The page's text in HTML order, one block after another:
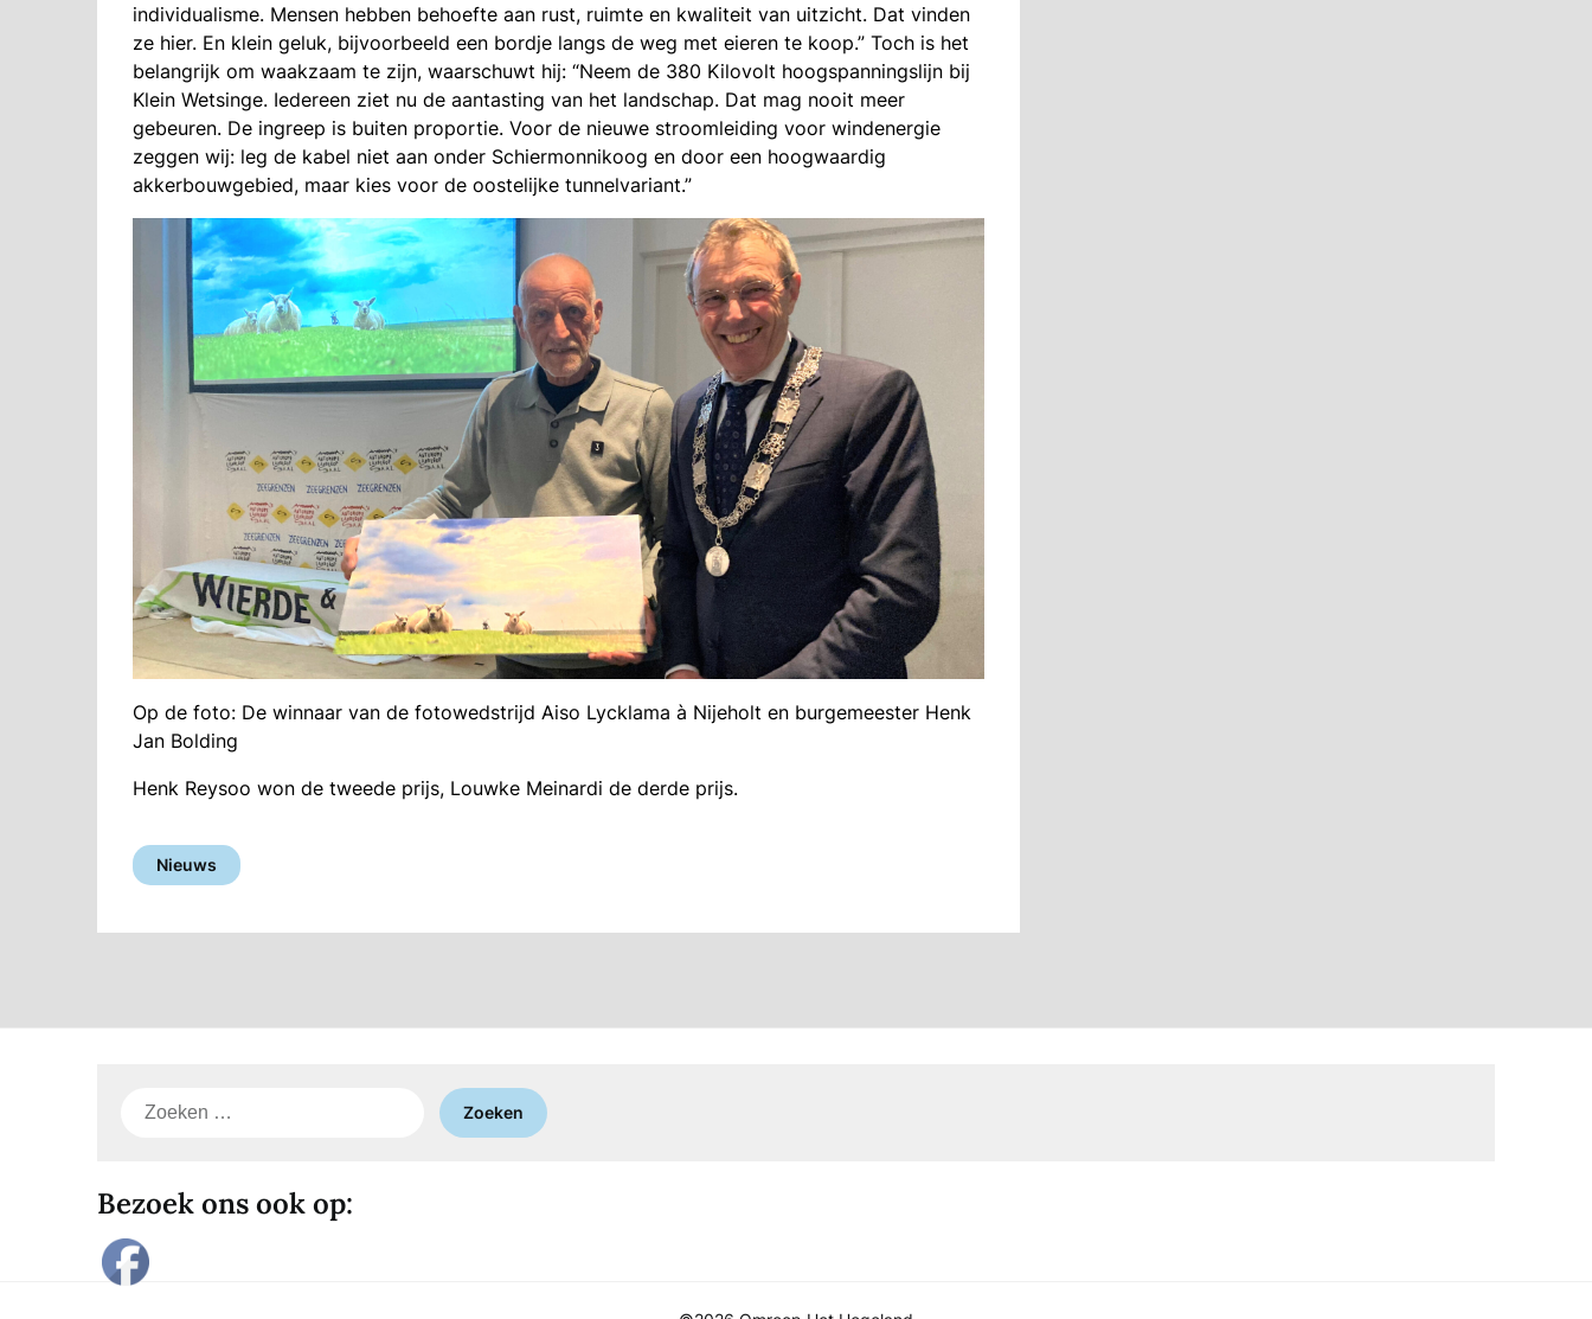
individualisme. Mensen hebben behoefte aan rust, ruimte en kwaliteit van uitzicht. Dat vinden
ze hier. En klein geluk, bijvoorbeeld een bordje langs de weg met eieren te koop.” Toch is het
belangrijk om waakzaam te zijn, waarschuwt hij: “Neem de 380 Kilovolt hoogspanningslijn bij
Klein Wetsinge. Iedereen ziet nu de aantasting van het landschap. Dat mag nooit meer
gebeuren. De ingreep is buiten proportie. Voor de nieuwe stroomleiding voor windenergie
zeggen wij: leg de kabel niet aan onder Schiermonnikoog en door een hoogwaardig
akkerbouwgebied, maar kies voor de oostelijke tunnelvariant.”
Op de foto: De winnaar van de fotowedstrijd Aiso Lycklama à Nijeholt en burgemeester Henk
Jan Bolding
Henk Reysoo won de tweede prijs, Louwke Meinardi de derde prijs.
Nieuws
Zoeken
Bezoek ons ook op: